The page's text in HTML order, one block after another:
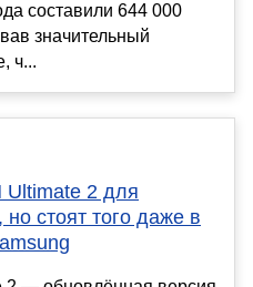
составили 644 000
значительный
ч...
Ultimate 2 для
стоят того даже в